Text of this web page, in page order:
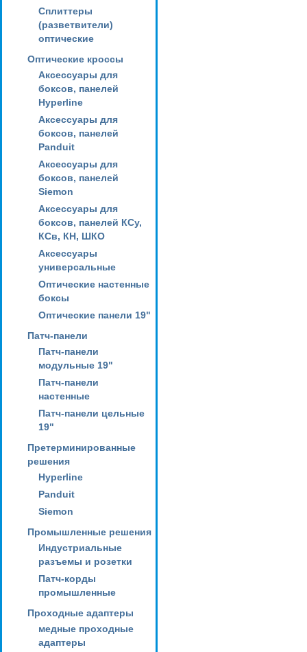
Сплиттеры
(разветвители)
оптические
Оптические кроссы
Аксессуары для
боксов, панелей
Hyperline
Аксессуары для
боксов, панелей
Panduit
Аксессуары для
боксов, панелей
Siemon
Аксессуары для
боксов, панелей КСу,
КСв, КН, ШКО
Аксессуары
универсальные
Оптические настенные
боксы
Оптические панели 19"
Патч-панели
Патч-панели
модульные 19"
Патч-панели
настенные
Патч-панели цельные
19"
Претерминированные
решения
Hyperline
Panduit
Siemon
Промышленные решения
Индустриальные
разъемы и розетки
Патч-корды
промышленные
Проходные адаптеры
медные проходные
адаптеры